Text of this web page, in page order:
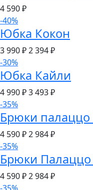
4 590₽
-40%
Юбка Кокон
3 990 ₽2 394₽
-30%
Юбка Кайли
4 990 ₽3 493₽
-35%
Брюки палаццо
4 590 ₽2 984₽
-35%
Брюки Палаццо
4 590 ₽2 984₽
-35%